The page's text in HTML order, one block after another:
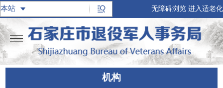
无障碍浏览 进入适老化
机构